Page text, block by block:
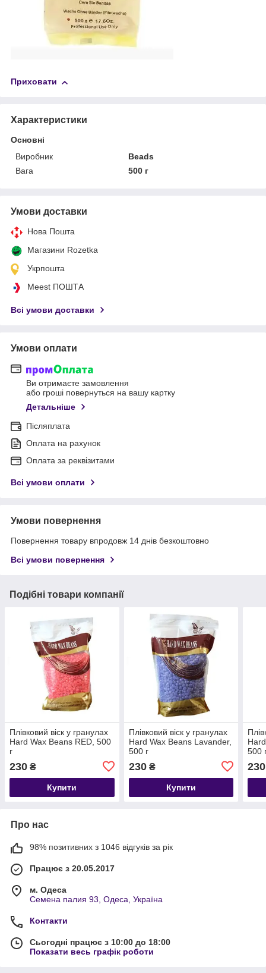
Приховати
Характеристики
Основні
Виробник
Beads
Вага
500 г
Умови доставки
Нова Пошта
Магазини Rozetka
Укрпошта
Meest ПОШТА
Всі умови доставки
Умови оплати
Ви отримаєте замовлення
або гроші повернуться на вашу картку
Детальніше
Післяплата
Оплата на рахунок
Оплата за реквізитами
Всі умови оплати
Умови повернення
Повернення товару впродовж 14 днів безкоштовно
Всі умови повернення
Подібні товари компанії
Плівковий віск у гранулах
Hard Wax Beans RED, 500
г
230 ₴
Купити
Плівковий віск у гранулах
Hard Wax Beans Lavander,
500 г
230₴
Купити
500
230
Про нас
98% позитивних з 1046 відгуків за рік
Працює з 20.05.2017
м. Одеса
Семена палия 93, Одеса, Україна
Контакти
Сьогодні працює з 10:00 до 18:00
Показати весь графік роботи